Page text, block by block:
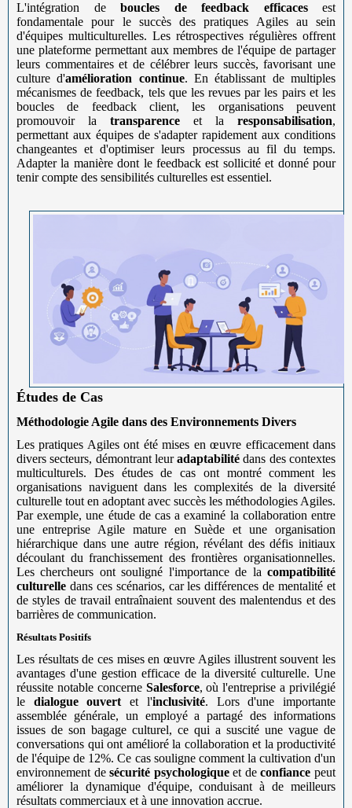
L'intégration de boucles de feedback efficacesest
fondamentale pour le succès des pratiques Agiles au sein
d'équipes multiculturelles. Les rétrospectives régulières offrent
une plateforme permettant aux membres de l'équipe de partager
leurs commentaires et de célébrer leurs succès, favorisant une
culture d'amélioration continue. En établissant de multiples
mécanismes de feedback, tels que les revues par les pairs et les
boucles de feedback client, les organisations peuvent
promouvoir la transparence et la responsabilisation,
permettant aux équipes de s'adapter rapidement aux conditions
changeantes et d'optimiser leurs processus au fil du temps.
Adapter la manière dont le feedback est sollicité et donné pour
tenir compte des sensibilités culturelles est essentiel.
Études de Cas
Méthodologie Agile dans des Environnements Divers
Les pratiques Agiles ont été mises en œuvre efficacement dans
divers secteurs, démontrant leuradaptabilité dans des contextes
multiculturels. Des études de cas ont montré comment les
organisations naviguent dans les complexités de la diversité
culturelle tout en adoptant avec succès les méthodologies Agiles.
Par exemple, une étude de cas a examiné la collaboration entre
une entreprise Agile mature en Suède et une organisation
hiérarchique dans une autre région, révélant des défis initiaux
découlant du franchissement des frontières organisationnelles.
Les chercheurs ont souligné l'importance de la compatibilité
culturelle dans ces scénarios, car les différences de mentalité et
de styles de travail entraînaient souvent des malentendus et des
barrières de communication.
Résultats Positifs
Les résultats de ces mises en œuvre Agiles illustrent souvent les
avantages d'une gestion efficace de la diversité culturelle. Une
réussite notable concerne Salesforce, où l'entreprise a privilégié
le dialogue ouvert et l'inclusivité. Lors d'une importante
assemblée générale, un employé a partagé des informations
issues de son bagage culturel, ce qui a suscité une vague de
conversations qui ont amélioré la collaboration et la productivité
de l'équipe de 12%. Ce cas souligne comment la cultivation d'un
environnement desécurité psychologiqueet deconfiance peut
améliorer la dynamique d'équipe, conduisant à de meilleurs
résultats commerciaux et à une innovation accrue.